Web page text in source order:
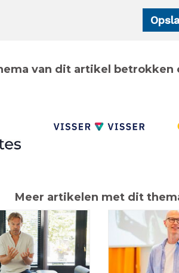
van dit artikel betrokken
Meer artikelen met dit